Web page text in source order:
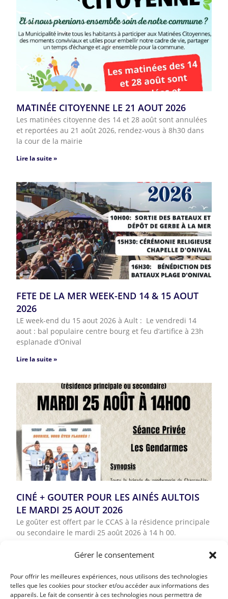
Gérer le consentement
Pour offrir les meilleures expériences, nous utilisons des technologies
telles que les cookies pour stocker et/ou accéder aux informations des
appareils. Le fait de consentir à ces technologies nous permettra de
MATINÉE CITOYENNE LE 21 AOUT 2026
Les matinées citoyenne des 14 et 28 août sont annulées
et reportées au 21 août 2026, rendez-vous à 8h30 dans
la cour de la mairie
Lire la suite »
FETE DE LA MER WEEK-END 14 & 15 AOUT
2026
LE week-end du 15 aout 2026 à Ault : Le vendredi 14
aout : bal populaire centre bourg et feu d’artifice à 23h
esplanade d’Onival
Lire la suite »
CINÉ + GOUTER POUR LES AINÉS AULTOIS
LE MARDI 25 AOUT 2026
Le goûter est offert par le CCAS à la résidence principale
ou secondaire le mardi 25 août 2026 à 14 h 00.